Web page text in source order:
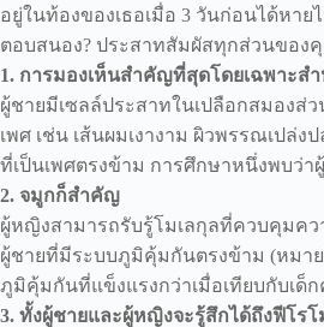
อยู่ในท้องของเธอเมื่อ 3 วันก่อนได้หา
ตอบสนอง? ประสาทสัมผัสทุกส่วนขอ
1. การมองเห็นสำคัญที่สุดโดยเฉพาะส
ผู้ชายมีเซลล์ประสาทในเปลือกสมอง
เพศ เช่น เส้นผมเงางาม ผิวพรรณเปล่
ที่เป็นเพศตรงข้าม การศึกษาหนึ่งพบว่า
2. จมูกก็สำคัญ
ผู้หญิงสามารถรับรู้โมเลกุลที่ควบคุมคว
ผู้ชายที่มีระบบภูมิคุ้มกันตรงข้าม (หมา
ภูมิคุ้มกันที่แข็งแรงกว่าเมื่อเทียบกับเด็
3. ทั้งผู้ชายและผู้หญิงจะรู้สึกได้ถึงฟีโรโ